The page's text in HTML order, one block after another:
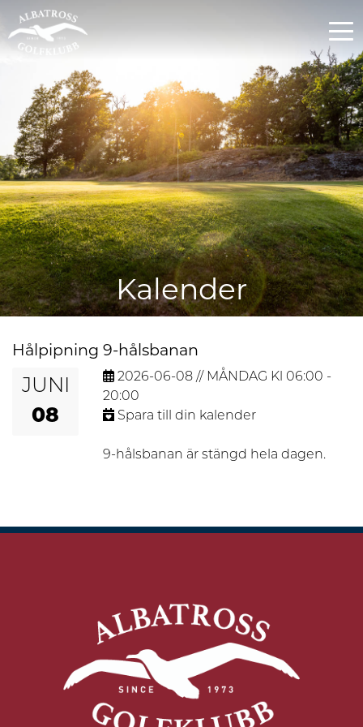
Kalender
Hålpipning 9-hålsbanan
JUNI
08
2026-06-08 // MÅNDAG Kl 06:00 -
20:00
Spara till din kalender
9-hålsbanan är stängd hela dagen.